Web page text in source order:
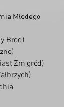
Brod)
Żmigród)